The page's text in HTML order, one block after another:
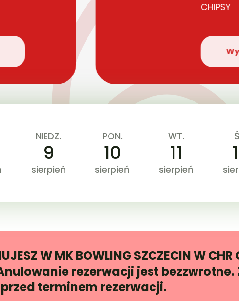
CHIPSY
NIEDZ.
9
sierpień
PON.
10
sierpień
WT.
11
sierpień
W MK BOWLING SZCZECIN W
Anulowanie rezerwacji jest
terminem rezerwacji.